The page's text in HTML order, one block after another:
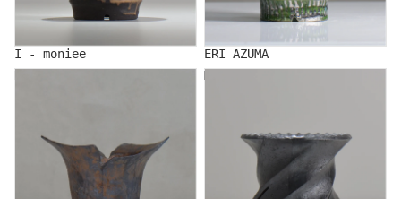
I - moniee
ERI AZUMA
MAKOTO OKI/沖 誠